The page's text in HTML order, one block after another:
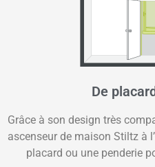
De
Grâce à son design très
ascenseur de maison Stiltz à
placard ou une penderie